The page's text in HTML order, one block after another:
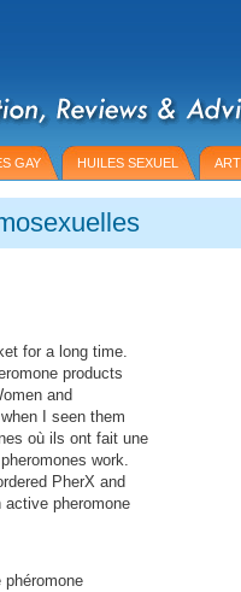
GAY HUILES SEXUEL
for a long time.
products
and
I seen them
où ils ont fait une
work.
PherX and
pheromone
phéromone